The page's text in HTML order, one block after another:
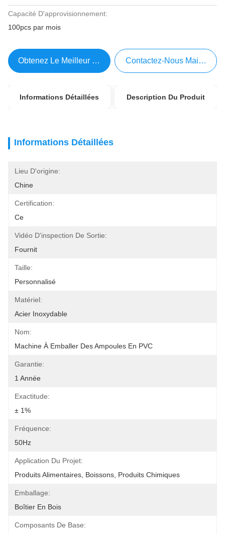
Capacité D'approvisionnement:
100pcs par mois
Obtenez Le Meilleur Prix Contactez-Nous Maintenant
Informations Détaillées Description Du Produit
Informations Détaillées
Lieu D'origine:
Chine
Certification:
Ce
Vidéo D'inspection De Sortie:
Fournit
Taille:
Personnalisé
Matériel:
Acier Inoxydable
Nom:
Machine À Emballer Des Ampoules En PVC
Garantie:
1 Année
Exactitude:
± 1%
Fréquence:
50Hz
Application Du Projet:
Produits Alimentaires, Boissons, Produits Chimiques
Emballage:
Boîtier En Bois
Composants De Base: